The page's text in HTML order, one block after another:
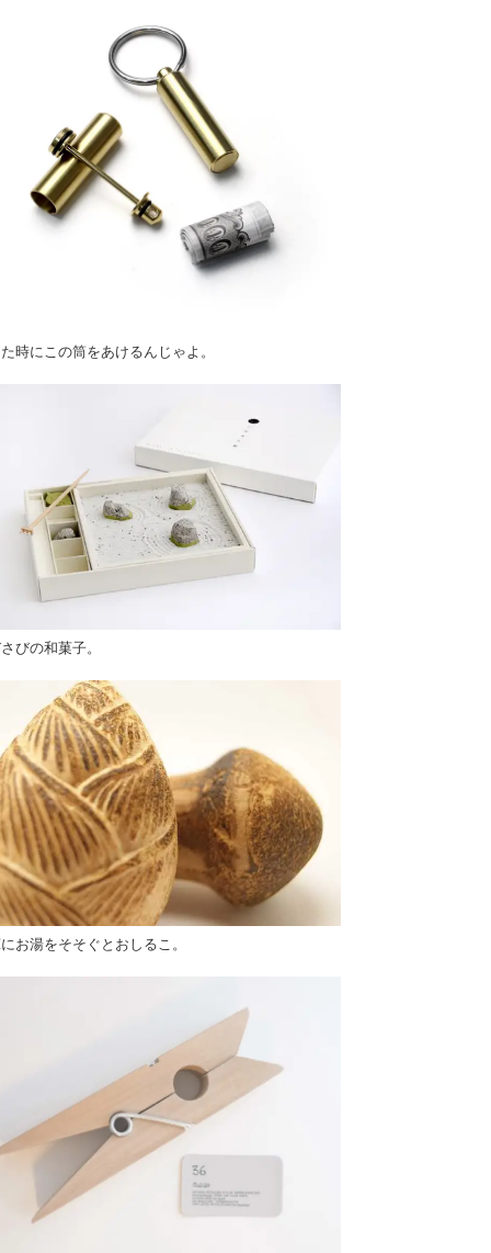
時にこの筒をあけるんじゃよ。
びの和菓子。
お湯をそそぐとおしるこ。